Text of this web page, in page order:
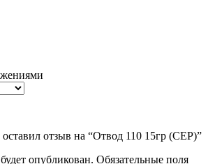
отзыв на “Отвод 110 15гр (СЕР)”
опубликован. Обязательные поля